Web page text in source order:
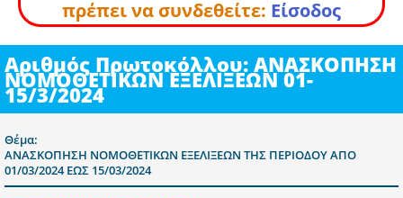
πρέπει να συνδεθείτε: Είσοδος
Αριθμός Πρωτοκόλλου: ΑΝΑΣΚΟΠΗΣΗ
ΝΟΜΟΘΕΤΙΚΩΝ ΕΞΕΛΙΞΕΩΝ 01-
15/3/2024
Θέμα:
ΑΝΑΣΚΟΠΗΣΗ ΝΟΜΟΘΕΤΙΚΩΝ ΕΞΕΛΙΞΕΩΝ ΤΗΣ ΠΕΡΙΟΔΟΥ ΑΠΟ
01/03/2024 ΕΩΣ 15/03/2024